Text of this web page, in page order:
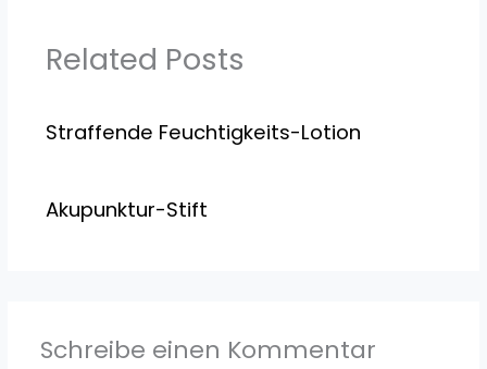
Related Posts
Straffende Feuchtigkeits-Lotion
Akupunktur-Stift
Schreibe einen Kommentar